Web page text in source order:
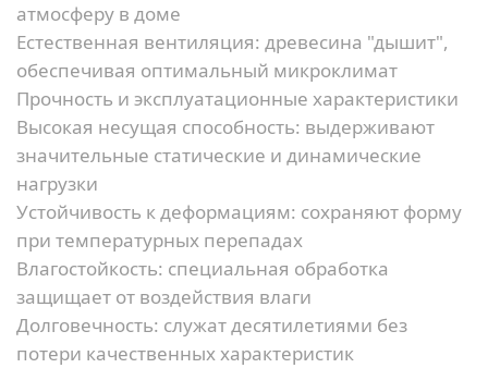
атмосферу в доме
Естественная вентиляция: древесина "дышит",
обеспечивая оптимальный микроклимат
Прочность и эксплуатационные характеристики
Высокая несущая способность: выдерживают
значительные статические и динамические
нагрузки
Устойчивость к деформациям: сохраняют форму
при температурных перепадах
Влагостойкость: специальная обработка
защищает от воздействия влаги
Долговечность: служат десятилетиями без
потери качественных характеристик